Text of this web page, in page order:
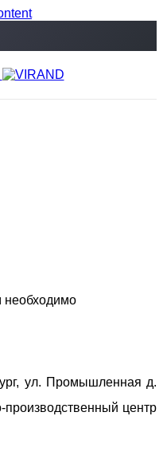
необходимо
ул. Промышленная д.
центр